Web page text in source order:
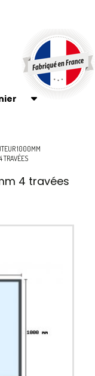
1000MM
TRAVÉES
4 travées